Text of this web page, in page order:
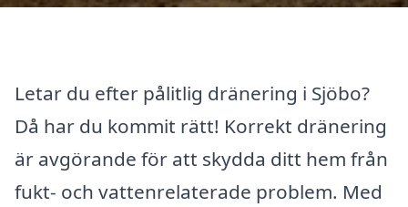
Letar du efter pålitlig dränering i Sjöbo?
Då har du kommit rätt! Korrekt dränering
är avgörande för att skydda ditt hem från
fukt- och vattenrelaterade problem. Med